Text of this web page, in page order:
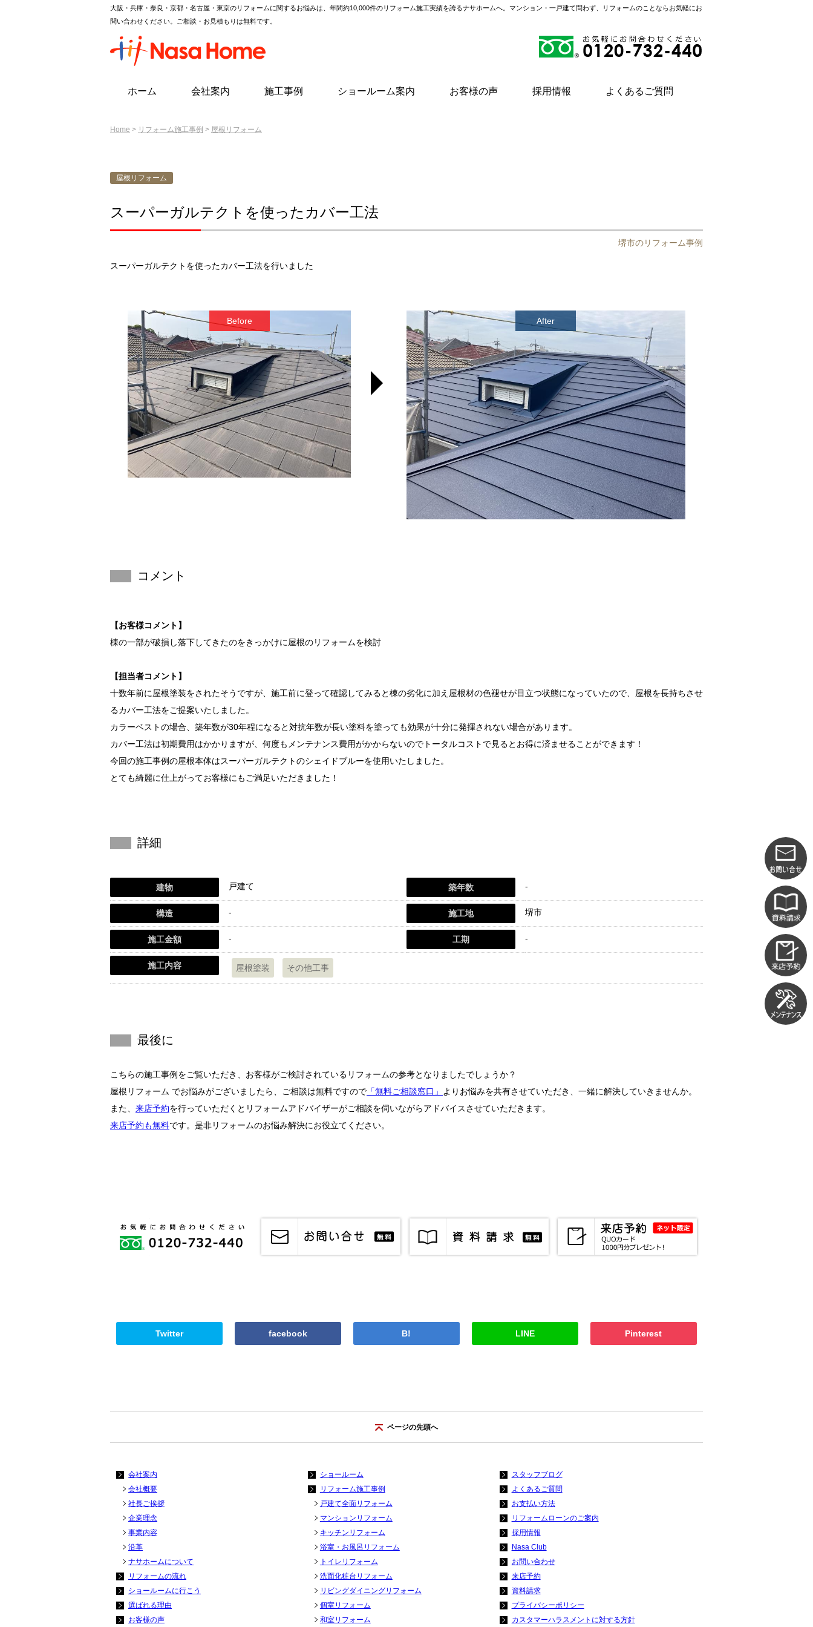
大阪・兵庫・奈良・京都・名古屋・東京のリフォームに関するお悩みは、年間約10,000件のリフォーム施工実績を誇るナサホームへ。マンション・一戸建て問わず、リフォームのことならお気軽にお
問い合わせください。ご相談・お見積もりは無料です。
ホーム 会社案内 施工事例 ショールーム案内 お客様の声 採用情報 よくあるご質問
Home > リフォーム施工事例 > 屋根リフォーム
屋根リフォーム
スーパーガルテクトを使ったカバー工法
堺市のリフォーム事例
スーパーガルテクトを使ったカバー工法を行いました
コメント
【お客様コメント】
棟の一部が破損し落下してきたのをきっかけに屋根のリフォームを検討
【担当者コメント】
十数年前に屋根塗装をされたそうですが、施工前に登って確認してみると棟の劣化に加え屋根材の色褪せが目立つ状態になっていたので、屋根を長持ちさせ
るカバー工法をご提案いたしました。
カラーベストの場合、築年数が30年程になると対抗年数が長い塗料を塗っても効果が十分に発揮されない場合があります。
カバー工法は初期費用はかかりますが、何度もメンテナンス費用がかからないのでトータルコストで見るとお得に済ませることができます！
今回の施工事例の屋根本体はスーパーガルテクトのシェイドブルーを使用いたしました。
とても綺麗に仕上がってお客様にもご満足いただきました！
詳細
建物 戸建て 築年数 -
構造 - 施工地 堺市
施工金額 - 工期 -
施工内容 屋根塗装 その他工事
最後に
こちらの施工事例をご覧いただき、お客様がご検討されているリフォームの参考となりましたでしょうか？
屋根リフォーム でお悩みがございましたら、ご相談は無料ですので 「無料ご相談窓口」 よりお悩みを共有させていただき、一緒に解決していきませんか。
また、 来店予約を行っていただくとリフォームアドバイザーがご相談を伺いながらアドバイスさせていただきます。
来店予約も無料です。是非リフォームのお悩み解決にお役立てください。
Twitter facebook B! LINE Pinterest
ページの先頭へ
会社案内
会社概要
社長ご挨拶
企業理念
事業内容
沿革
ナサホームについて
リフォームの流れ
ショールームに行こう
選ばれる理由
お客様の声
ショールーム
リフォーム施工事例
戸建て全面リフォーム
マンションリフォーム
キッチンリフォーム
浴室・お風呂リフォーム
トイレリフォーム
洗面化粧台リフォーム
リビングダイニングリフォーム
個室リフォーム
和室リフォーム
スタッフブログ
よくあるご質問
お支払い方法
リフォームローンのご案内
採用情報
Nasa Club
お問い合わせ
来店予約
資料請求
プライバシーポリシー
カスタマーハラスメントに対する方針